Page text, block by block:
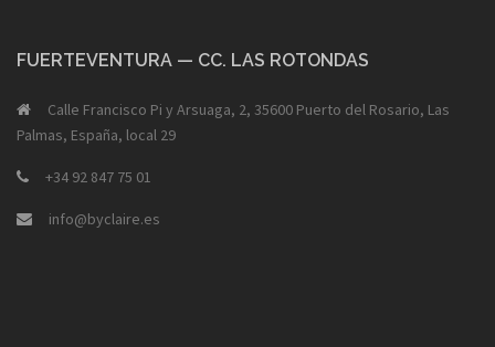
FUERTEVENTURA — CC. LAS ROTONDAS
Calle Francisco Pi y Arsuaga, 2, 35600 Puerto del Rosario, Las
Palmas, España, local 29
+34 92 847 75 01
info@byclaire.es